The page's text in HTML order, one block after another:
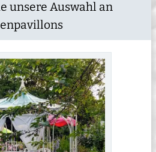
unsere Auswahl an